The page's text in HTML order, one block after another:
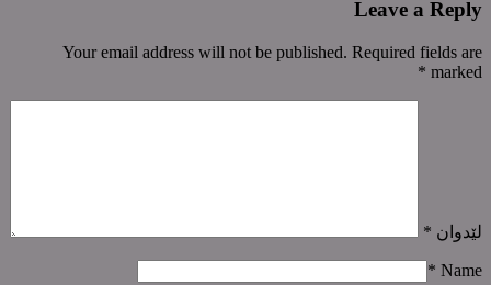
Leave a Reply
Your email address will not be published. Required fields are
marked
*
لێدوان *
Name
*